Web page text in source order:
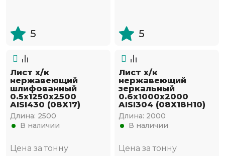
5 5
Лист х/к
нержавеющий
шлифованный
0.5х1250х2500
AISI430 (08Х17)
Длина: 2500
В наличии
Цена за тонну
Лист х/к
нержавеющий
зеркальный
0.6х1000х2000
AISI304 (08Х18Н10)
Длина: 2000
В наличии
Цена за тонну